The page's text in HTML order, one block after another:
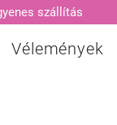
szállítás
Vélemények